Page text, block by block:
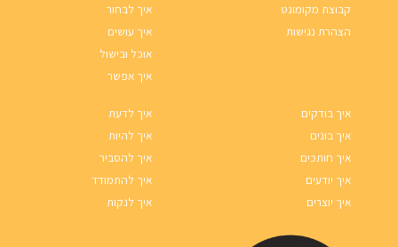
קבוצת מקומונט
הצהרת נגישות
איך לבחור
איך עושים
אוכל ובישול
איך אפשר
איך בודקים
איך בונים
איך חותכים
איך יודעים
איך יוצרים
איך לדעת
איך להיות
איך להסביר
איך להתמודד
איך לנקות